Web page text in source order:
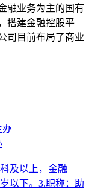
融业务为主的国有
搭建金融控股平
司目前布局了商业
及以上，金融
以下。3.职称：助